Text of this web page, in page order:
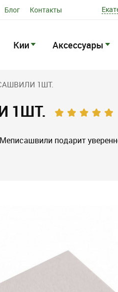
Блог Контакты
Кии Аксессуары
1ШТ.
1ШТ.
подарит